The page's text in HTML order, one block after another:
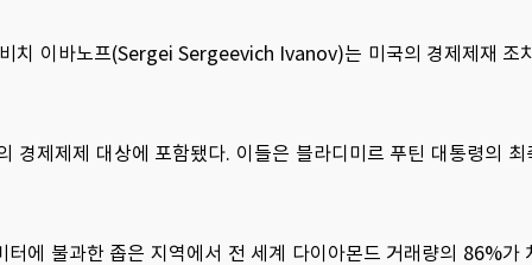
치 이바노프(Sergei Sergeevich Ivanov)는 미국의 경제제재 조
제제제 대상에 포함됐다. 이들은 블라디미르 푸틴 대통령의 최
에 불과한 좁은 지역에서 전 세계 다이아몬드 거래량의 86%가